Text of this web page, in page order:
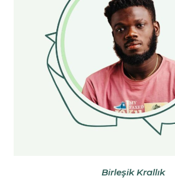
Birleşik Krallık